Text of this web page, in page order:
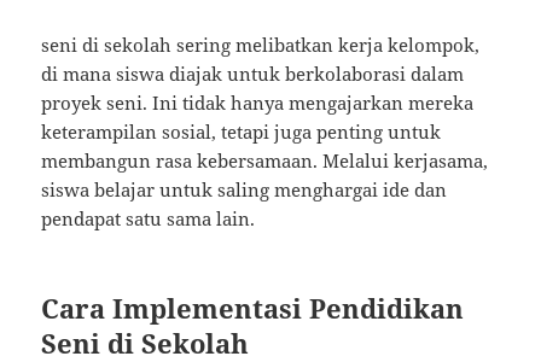
seni di sekolah sering melibatkan kerja kelompok,
di mana siswa diajak untuk berkolaborasi dalam
proyek seni. Ini tidak hanya mengajarkan mereka
keterampilan sosial, tetapi juga penting untuk
membangun rasa kebersamaan. Melalui kerjasama,
siswa belajar untuk saling menghargai ide dan
pendapat satu sama lain.
Cara Implementasi Pendidikan
Seni di Sekolah